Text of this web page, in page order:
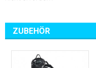
ZUBEHÖR